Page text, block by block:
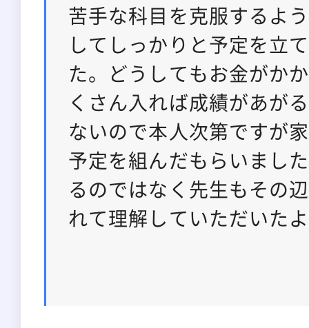
苦手な科目を克服するよ
してしっかりと予定を立
た。どうしてもお金がか
くさん入れば成績があが
ないので本人次第ですが
予定を組んだもらいまし
るのではなく先生もその
れて理解していただいた